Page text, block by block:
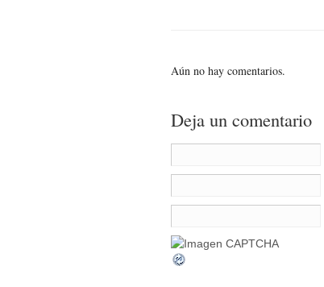
Aún no hay comentarios.
Deja un comentario